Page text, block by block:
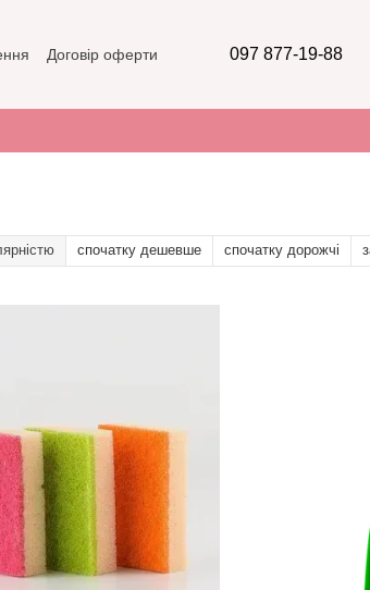
Договір оферти
097 877-19-88
спочатку дешевше спочатку дорожчі